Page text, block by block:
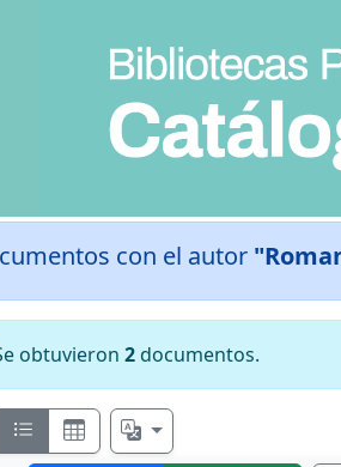
con el autor
obtuvieron 2documentos.